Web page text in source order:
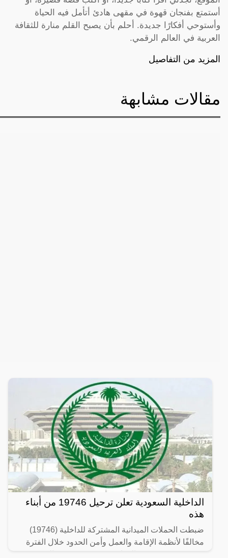
أستمتع بفنجان قهوة في مقهى هادئ أتأمل فيه الحياة
وأستوحي أفكارًا جديدة. أحلم بأن يصبح القلم منارة للثقافة
العربية في العالم الرقمي.
المزيد من التفاصيل
مقالات مشابهة
الداخلية السعودية تعلن ترحيل 19746 من أبناء
هذه
ضبطت الحملات الميدانية المشتركة للداخلية (19746)
مخالفًا لأنظمة الإقامة والعمل وأمن الحدود خلال الفترة